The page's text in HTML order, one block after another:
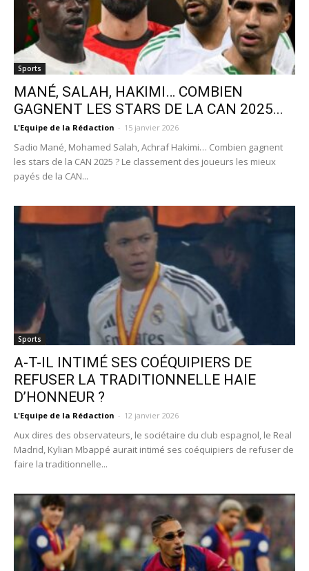
Sports
MANÉ, SALAH, HAKIMI… COMBIEN
GAGNENT LES STARS DE LA CAN 2025...
L'Equipe de la Rédaction - 15 janvier 2026
Sadio Mané, Mohamed Salah, Achraf Hakimi… Combien gagnent
les stars de la CAN 2025 ? Le classement des joueurs les mieux
payés de la CAN...
Sports
A-T-IL INTIMÉ SES COÉQUIPIERS DE
REFUSER LA TRADITIONNELLE HAIE
D’HONNEUR ?
L'Equipe de la Rédaction - 12 janvier 2026
Aux dires des observateurs, le sociétaire du club espagnol, le Real
Madrid, Kylian Mbappé aurait intimé ses coéquipiers de refuser de
faire la traditionnelle...